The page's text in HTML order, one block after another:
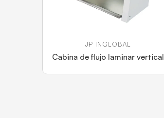
JP INGLOBAL
Cabina de flujo laminar vertical